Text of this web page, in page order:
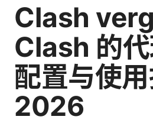
Clash
Clash 的
配置与使
2026